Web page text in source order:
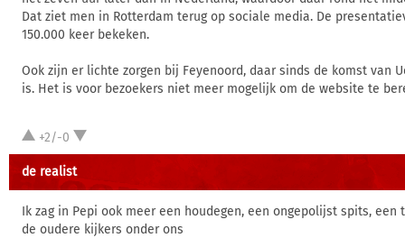
Dat ziet men in Rotterdam terug op sociale media. De
150.000 keer bekeken.
Ook zijn er lichte zorgen bij Feyenoord, daar sinds de komst van
is. Het is voor bezoekers niet meer mogelijk om de website te
+2/-0
de realist
Ik zag in Pepi ook meer een houdegen, een ongepolijst spits, een
de oudere kijkers onder ons